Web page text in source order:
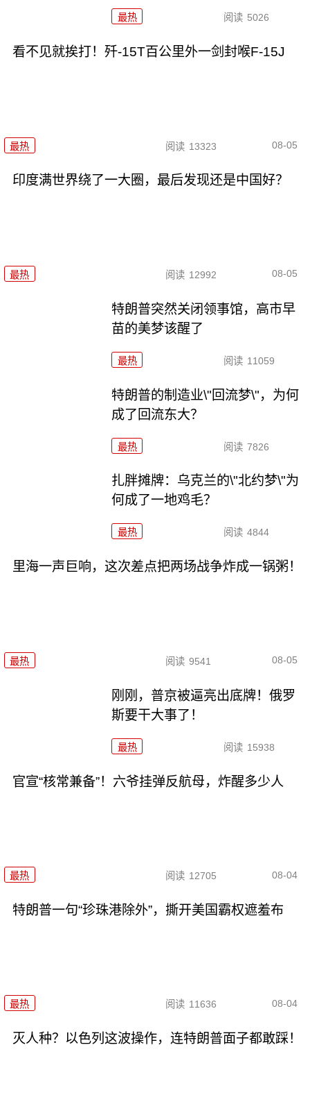
最热 阅读 5026
看不见就挨打！歼-15T百公里外一剑封喉F-15J
最热 阅读 13323 08-05
印度满世界绕了一大圈，最后发现还是中国好？
最热 阅读 12992 08-05
特朗普突然关闭领事馆，高市早
苗的美梦该醒了
最热 阅读 11059
特朗普的制造业\"回流梦\"，为何
成了回流东大？
最热 阅读 7826
扎胖摊牌：乌克兰的\"北约梦\"为
何成了一地鸡毛？
最热 阅读 4844
里海一声巨响，这次差点把两场战争炸成一锅粥！
最热 阅读 9541 08-05
刚刚，普京被逼亮出底牌！俄罗
斯要干大事了！
最热 阅读 15938
官宣“核常兼备”！六爷挂弹反航母，炸醒多少人
最热 阅读 12705 08-04
特朗普一句“珍珠港除外”，撕开美国霸权遮羞布
最热 阅读 11636 08-04
灭人种？以色列这波操作，连特朗普面子都敢踩！